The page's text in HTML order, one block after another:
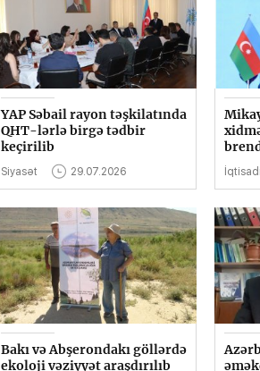
YAP Səbail rayon təşkilatında
QHT-lərlə birgə tədbir
keçirilib
Siyasət 29.07.2026
Bakı və Abşerondakı göllərdə
ekoloji vəziyyət araşdırılıb